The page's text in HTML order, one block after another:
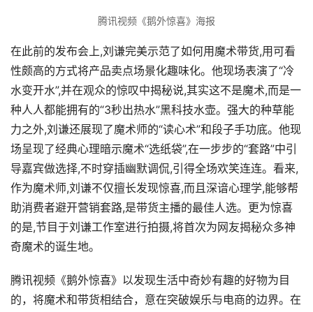
腾讯视频《鹅外惊喜》海报
在此前的发布会上,刘谦完美示范了如何用魔术带货,用可看
性颇高的方式将产品卖点场景化趣味化。他现场表演了“冷
水变开水”,并在观众的惊叹中揭秘说,其实这不是魔术,而是一
种人人都能拥有的“3秒出热水”黑科技水壶。强大的种草能
力之外,刘谦还展现了魔术师的“读心术”和段子手功底。他现
场呈现了经典心理暗示魔术“选纸袋”,在一步步的“套路”中引
导嘉宾做选择,不时穿插幽默调侃,引得全场欢笑连连。看来,
作为魔术师,刘谦不仅擅长发现惊喜,而且深谙心理学,能够帮
助消费者避开营销套路,是带货主播的最佳人选。更为惊喜
的是,节目于刘谦工作室进行拍摄,将首次为网友揭秘众多神
奇魔术的诞生地。
腾讯视频《鹅外惊喜》以发现生活中奇妙有趣的好物为目
的，将魔术和带货相结合，意在突破娱乐与电商的边界。在